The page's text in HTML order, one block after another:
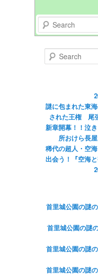
Search
Search
謎に包まれた東
された王権 尾
新章開幕！！泣
所おけら長
稀代の超人・空
出会う！『空海
首里城公園の謎
首里城公園の謎
首里城公園の謎
首里城公園の謎